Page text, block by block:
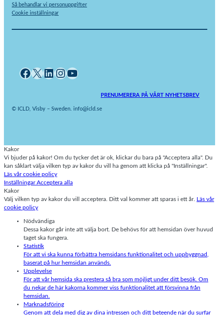
Så behandlar vi personuppgifter
Cookie inställningar
Facebook X LinkedIn InstagramYouTube
PRENUMERERA PÅ VÅRT NYHETSBREV
© ICLD, Visby – Sweden. info@icld.se
Kakor
Vi bjuder på kakor! Om du tycker det är ok, klickar du bara på "Acceptera alla". Du
kan såklart välja vilken typ av kakor du vill ha genom att klicka på "Inställningar".
Läs vår cookie policy
InställningarAcceptera alla
Kakor
Välj vilken typ av kakor du vill acceptera. Ditt val kommer att sparas i ett år.
Läs vår
cookie policy
Nödvändiga
Dessa kakor går inte att välja bort. De behövs för att hemsidan över huvud
taget ska fungera.
Statistik
För att vi ska kunna förbättra hemsidans funktionalitet och uppbyggnad,
baserat på hur hemsidan används.
Upplevelse
För att vår hemsida ska prestera så bra som möjligt under ditt besök. Om
du nekar de här kakorna kommer viss funktionalitet att försvinna från
hemsidan.
Marknadsföring
Genom att dela med dig av dina intressen och ditt beteende när du surfar